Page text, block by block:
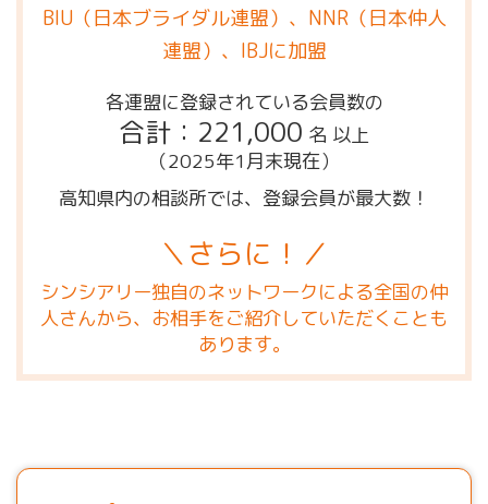
BIU（日本ブライダル連盟）、NNR（日本仲人
連盟）、IBJに加盟
各連盟に登録されている会員数の
合計：221,000 名 以上
（2025年1月末現在）
高知県内の相談所では、登録会員が最大数！
＼さらに！／
シンシアリー独自のネットワークによる全国の仲
人さんから、お相手をご紹介していただくことも
あります。